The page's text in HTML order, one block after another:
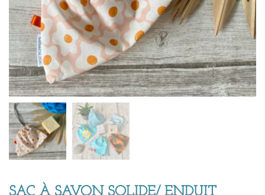
SAC À SAVON SOLIDE/ ENDUIT